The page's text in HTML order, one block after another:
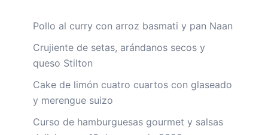
Pollo al curry con arroz basmati y pan Naan
Crujiente de setas, arándanos secos y
queso Stilton
Cake de limón cuatro cuartos con glaseado
y merengue suizo
Curso de hamburguesas gourmet y salsas